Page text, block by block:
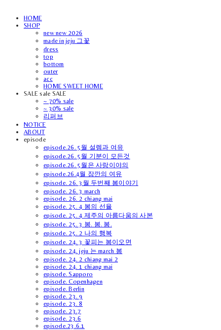
HOME
SHOP
new new 2026
made in jeju 그꽃
dress
top
bottom
outer
acc
HOME SWEET HOME
SALE sale SALE
~ 70% sale
~ 30% sale
리퍼브
NOTICE
ABOUT
episode
episode.26. 5월 설렘과 여유
episode.26. 5월 기분이 모든것
episode.26. 5월은 사랑이야의
episode.26.4월 잠깐의 여유
episode. 26. 3월 두번째 봄이야기
episode. 26. 3 march
episode. 26. 2 chiang mai
episode. 25. 4 봄의 선율
episode. 25. 4 제주의 아름다움의 사본
episode. 25. 3 봄. 봄. 봄.
episode. 25. 2 나의 행복
episode. 24. 3 꽃피는 봄이오면
episode. 24. jeju 는 march 봄
episode. 24. 2 chiang mai 2
episode. 24. 1 chiang mai
episode. Sapporo
episode. Copenhagen
episode. Berlin
episode. 23. 9
episode. 23. 8
episode. 23.7
episode. 23.6
episode.23.6.1